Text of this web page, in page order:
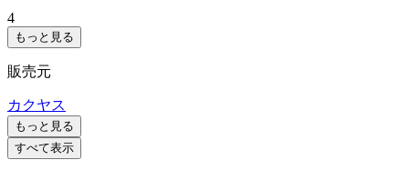
4
もっと見る
販売元
カクヤス
もっと見る
すべて表示